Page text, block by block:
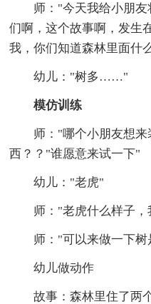
师："今天我给小朋
们啊，这个故事啊，发生
我，你们知道森林里面什
幼儿："树多……"
模仿训练
师："哪个小朋友想
西？？"谁愿意来试一下"
幼儿："老虎"
师："老虎什么样子
师："可以来做一下
幼儿做动作
故事：森林里住了两